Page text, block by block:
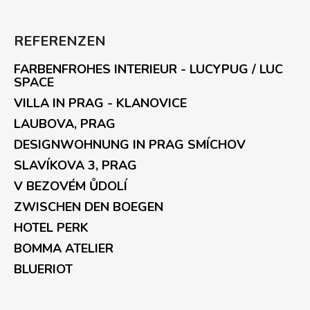
REFERENZEN
FARBENFROHES INTERIEUR - LUCYPUG / LUC
SPACE
VILLA IN PRAG - KLANOVICE
LAUBOVA, PRAG
DESIGNWOHNUNG IN PRAG SMÍCHOV
SLAVÍKOVA 3, PRAG
V BEZOVÉM ŮDOLÍ
ZWISCHEN DEN BOEGEN
HOTEL PERK
BOMMA ATELIER
BLUERIOT